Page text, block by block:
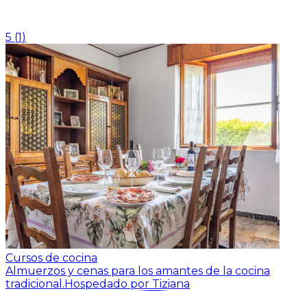
5 (1)
Cursos de cocina
Almuerzos y cenas para los amantes de la cocina
tradicional.Hospedado por Tiziana